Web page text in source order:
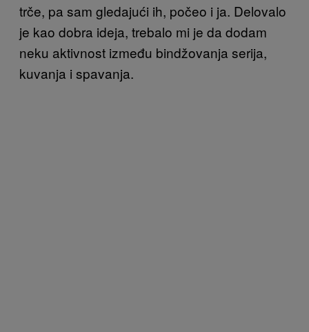
trče, pa sam gledajući ih, počeo i ja. Delovalo
je kao dobra ideja, trebalo mi je da dodam
neku aktivnost između bindžovanja serija,
kuvanja i spavanja.